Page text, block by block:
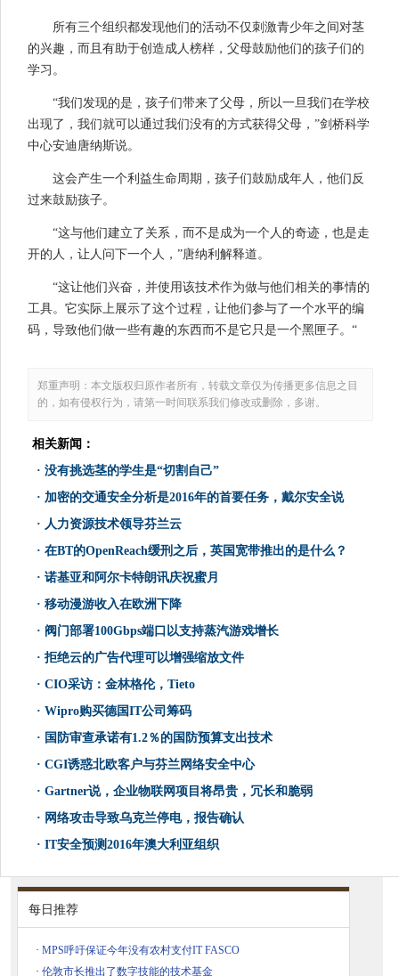
所有三个组织都发现他们的活动不仅刺激青少年之间对茎
的兴趣，而且有助于创造成人榜样，父母鼓励他们的孩子们的
学习。
“我们发现的是，孩子们带来了父母，所以一旦我们在学校
出现了，我们就可以通过我们没有的方式获得父母，”剑桥科学
中心安迪唐纳斯说。
这会产生一个利益生命周期，孩子们鼓励成年人，他们反
过来鼓励孩子。
“这与他们建立了关系，而不是成为一个人的奇迹，也是走
开的人，让人问下一个人，”唐纳利解释道。
“这让他们兴奋，并使用该技术作为做与他们相关的事情的
工具。它实际上展示了这个过程，让他们参与了一个水平的编
码，导致他们做一些有趣的东西而不是它只是一个黑匣子。“
郑重声明：本文版权归原作者所有，转载文章仅为传播更多信息之目
的，如有侵权行为，请第一时间联系我们修改或删除，多谢。
相关新闻：
· 没有挑选茎的学生是“切割自己”
· 加密的交通安全分析是2016年的首要任务，戴尔安全说
· 人力资源技术领导芬兰云
· 在BT的OpenReach缓刑之后，英国宽带推出的是什么？
· 诺基亚和阿尔卡特朗讯庆祝蜜月
· 移动漫游收入在欧洲下降
· 阀门部署100Gbps端口以支持蒸汽游戏增长
· 拒绝云的广告代理可以增强缩放文件
· CIO采访：金林格伦，Tieto
· Wipro购买德国IT公司筹码
· 国防审查承诺有1.2％的国防预算支出技术
· CGI诱惑北欧客户与芬兰网络安全中心
· Gartner说，企业物联网项目将昂贵，冗长和脆弱
· 网络攻击导致乌克兰停电，报告确认
· IT安全预测2016年澳大利亚组织
每日推荐
· MPS呼吁保证今年没有农村支付IT FASCO
· 伦敦市长推出了数字技能的技术基金